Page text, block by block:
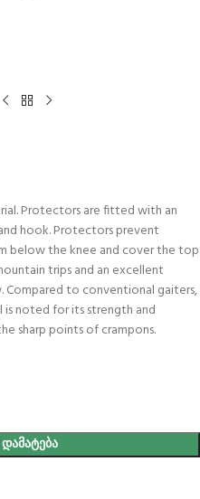
Protectors are fitted with an
hook. Protectors prevent
below the knee and cover the top
trips and an excellent
Compared to conventional gaiters,
is noted for its strength and
sharp points of crampons.